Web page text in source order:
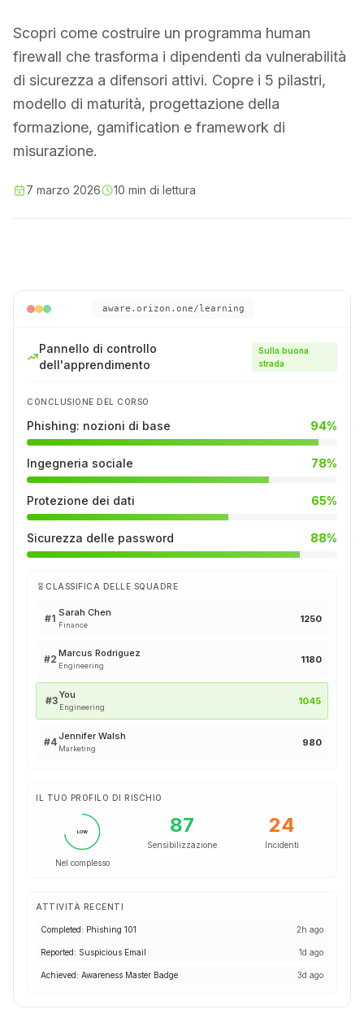
Scopri come costruire un programma human
firewall che trasforma i dipendenti da vulnerabilità
di sicurezza a difensori attivi. Copre i 5 pilastri,
modello di maturità, progettazione della
formazione, gamification e framework di
misurazione.
7 marzo 2026 10 min di lettura
aware.orizon.one/learning
Pannello di controllo
dell'apprendimento
Sulla buona
strada
CONCLUSIONE DEL CORSO
Phishing: nozioni di base 94%
Ingegneria sociale 78%
Protezione dei dati 65%
Sicurezza delle password 88%
CLASSIFICA DELLE SQUADRE
#1 Sarah Chen
Finance
1250
#2 Marcus Rodriguez
Engineering
1180
#3You
Engineering
1045
#4Jennifer Walsh
Marketing
980
IL TUO PROFILO DI RISCHIO
LOW
Nel complesso
87
Sensibilizzazione
24
Incidenti
ATTIVITÀ RECENTI
Completed: Phishing 101 2h ago
Reported: Suspicious Email 1d ago
Achieved: Awareness Master Badge 3d ago